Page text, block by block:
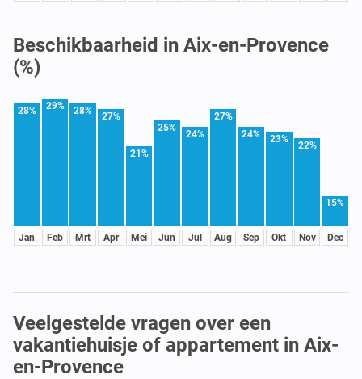
Beschikbaarheid in Aix-en-Provence
(%)
28%
Jan
29%
Feb
28%
Mrt
27%
Apr
21%
Mei
25%
Jun
24%
Jul
27%
Aug
24%
Sep
23%
Okt
22%
Nov
15%
Dec
Veelgestelde vragen over een
vakantiehuisje of appartement in Aix-
en-Provence